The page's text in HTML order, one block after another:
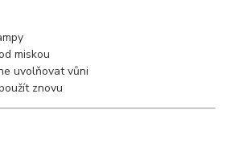
miskou
uvolňovat vůni
znovu